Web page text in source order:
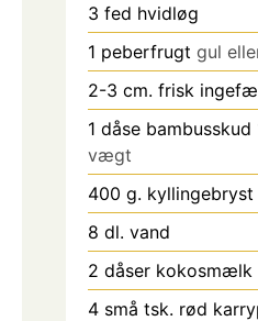
3 fed hvidløg
1 peberfrugt gul
2-3 cm. frisk
1 dåse bambusskud
vægt
400 g. kyllingebryst
8 dl. vand
2 dåser kokosmælk
4 små tsk. rød